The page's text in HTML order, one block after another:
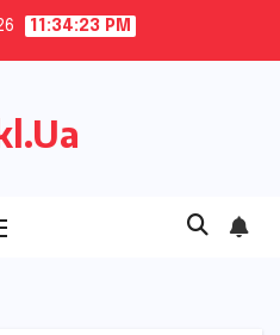
11:34:24 PM